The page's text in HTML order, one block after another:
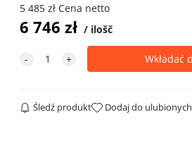
5 485zł Cena netto
6 746 zł ilošč
Śledź produkt Dodaj do ulubionych